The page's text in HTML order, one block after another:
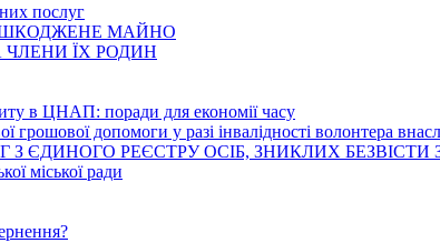
послуг
МАЙНО
ЧЛЕНИ ЇХ РОДИН
в ЦНАП: поради для економії часу
грошової допомоги у разі інвалідності волонтера
З ЄДИНОГО РЕЄСТРУ ОСІБ, ЗНИКЛИХ
міської ради